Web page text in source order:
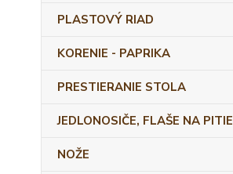
PLASTOVÝ RIAD
KORENIE - PAPRIKA
PRESTIERANIE STOLA
JEDLONOSIČE, FLAŠE NA PITIE
NOŽE